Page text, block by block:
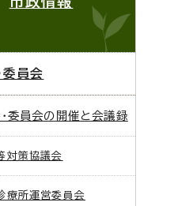
委員会
委員会の開催と会議録
対策協議会
療所運営委員会